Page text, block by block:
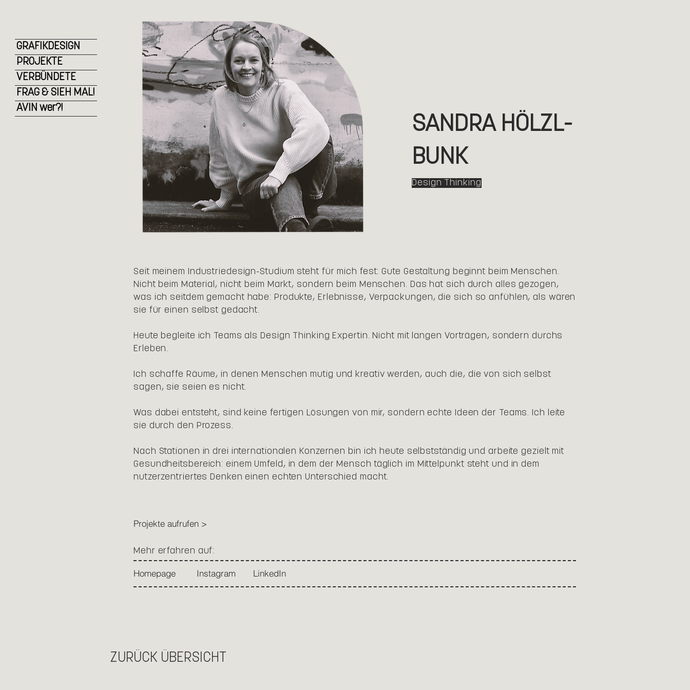
GRAFIKDESIGN
PROJEKTE
VERBÜNDETE
FRAG & SIEH MAL!
AVIN wer?!
< Back
SANDRA HÖLZL-
BUNK
Design Thinking
Seit meinem Industriedesign-Studium steht für mich fest: Gute Gestaltung beginnt beim Menschen.
Nicht beim Material, nicht beim Markt, sondern beim Menschen. Das hat sich durch alles gezogen,
was ich seitdem gemacht habe: Produkte, Erlebnisse, Verpackungen, die sich so anfühlen, als wären
sie für einen selbst gedacht.
Heute begleite ich Teams als Design Thinking Expertin. Nicht mit langen Vorträgen, sondern durchs
Erleben.
Ich schaffe Räume, in denen Menschen mutig und kreativ werden, auch die, die von sich selbst
sagen, sie seien es nicht.
Was dabei entsteht, sind keine fertigen Lösungen von mir, sondern echte Ideen der Teams. Ich leite
sie durch den Prozess.
Nach Stationen in drei internationalen Konzernen bin ich heute selbstständig und arbeite gezielt mit
Gesundheitsbereich: einem Umfeld, in dem der Mensch täglich im Mittelpunkt steht und in dem
nutzerzentriertes Denken einen echten Unterschied macht.
Projekte aufrufen >
Mehr erfahren auf:
Homepage Instagram LinkedIn
ZURÜCK ÜBERSICHT